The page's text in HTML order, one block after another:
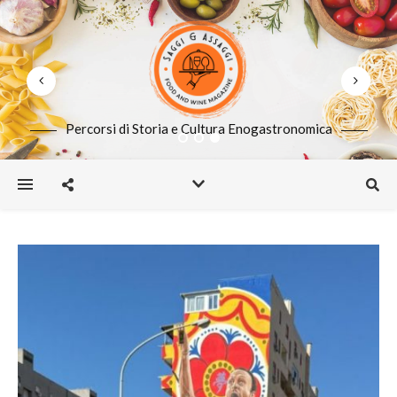
Percorsi di Storia e Cultura Enogastronomica